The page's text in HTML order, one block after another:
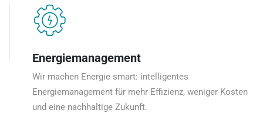
Energiemanagement
Wir machen Energie smart: intelligentes
Energiemanagement für mehr Effizienz, weniger Kosten
und eine nachhaltige Zukunft.